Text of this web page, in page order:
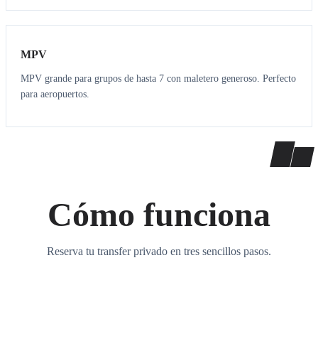
7 7
MPV
MPV grande para grupos de hasta 7 con maletero generoso. Perfecto
para aeropuertos.
Cómo funciona
Reserva tu transfer privado en tres sencillos pasos.